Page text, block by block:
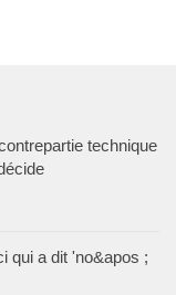
technique
qui a dit 'no&apos ;